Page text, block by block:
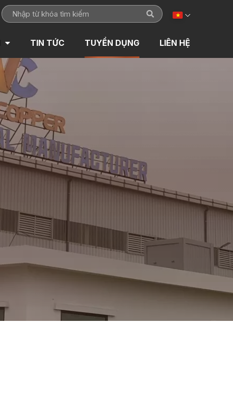
TIN TỨC TUYỂN DỤNG LIÊN HỆ